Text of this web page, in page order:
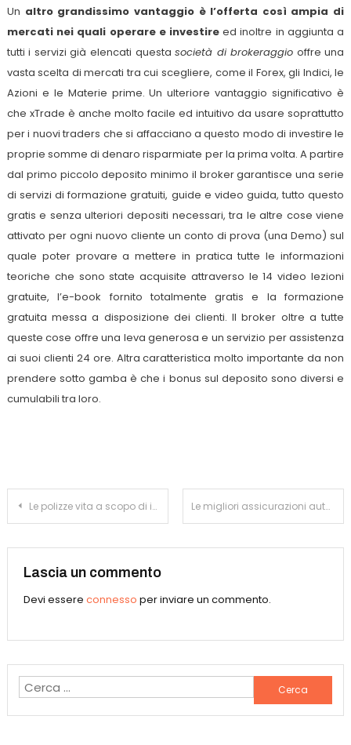
Un altro grandissimo vantaggio è l’offerta così ampia di
mercati nei quali operare e investire ed inoltre in aggiunta a
tutti i servizi già elencati questasocietà di brokeraggio offre una
vasta scelta di mercati tra cui scegliere, come il Forex, gli Indici, le
Azioni e le Materie prime. Un ulteriore vantaggio significativo è
che xTrade è anche molto facile ed intuitivo da usare soprattutto
per i nuovi traders che si affacciano a questo modo di investire le
proprie somme di denaro risparmiate per la prima volta. A partire
dal primo piccolo deposito minimo il broker garantisce una serie
di servizi di formazione gratuiti, guide e video guida, tutto questo
gratis e senza ulteriori depositi necessari, tra le altre cose viene
attivato per ogni nuovo cliente un conto di prova (una Demo) sul
quale poter provare a mettere in pratica tutte le informazioni
teoriche che sono state acquisite attraverso le 14 video lezioni
gratuite, l’e-book fornito totalmente gratis e la formazione
gratuita messa a disposizione dei clienti. Il broker oltre a tutte
queste cose offre una leva generosa e un servizio per assistenza
ai suoi clienti 24 ore. Altra caratteristica molto importante da non
prendere sotto gamba è che i bonus sul deposito sono diversi e
cumulabili tra loro.
Navigazione
Le polizze vita a scopo di investimento convengono? Le migliori assicurazioni auto RC
Lascia un commento
Devi essere connesso per inviare un commento.
Ricerca
per: